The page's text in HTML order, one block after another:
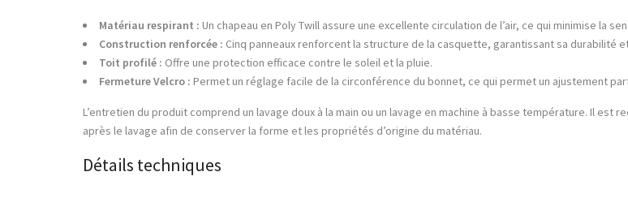
Matériau respirant : Un chapeau en Poly Twill assure une excellente circulation de l’air, ce qui minimise la
Construction renforcée : Cinq panneaux renforcent la structure de la casquette, garantissant sa durabilité
Toit profilé : Offre une protection efficace contre le soleil et la pluie.
Fermeture Velcro : Permet un réglage facile de la circonférence du bonnet, ce qui permet un ajustement
L’entretien du produit comprend un lavage doux à la main ou un lavage en machine à basse température. Il
après le lavage afin de conserver la forme et les propriétés d’origine du matériau.
Détails techniques